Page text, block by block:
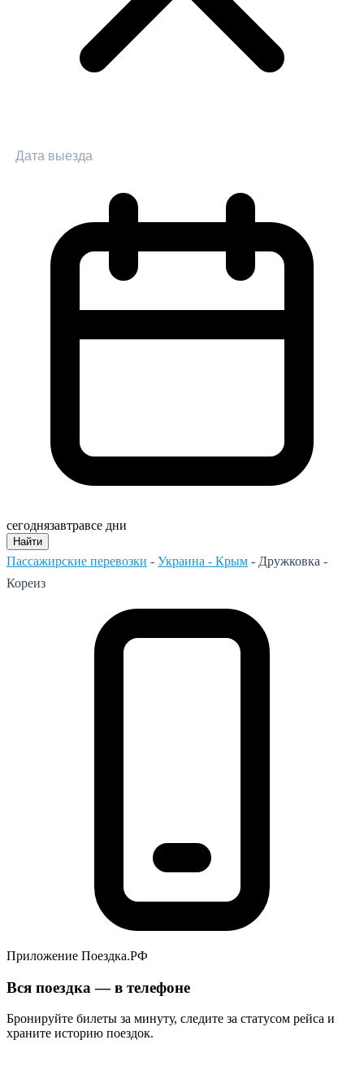
сегоднязавтравсе дни
Найти
Пассажирские перевозки - Украина - Крым - Дружковка -
Кореиз
Приложение Поездка.РФ
Вся поездка — в телефоне
Бронируйте билеты за минуту, следите за статусом рейса и
храните историю поездок.